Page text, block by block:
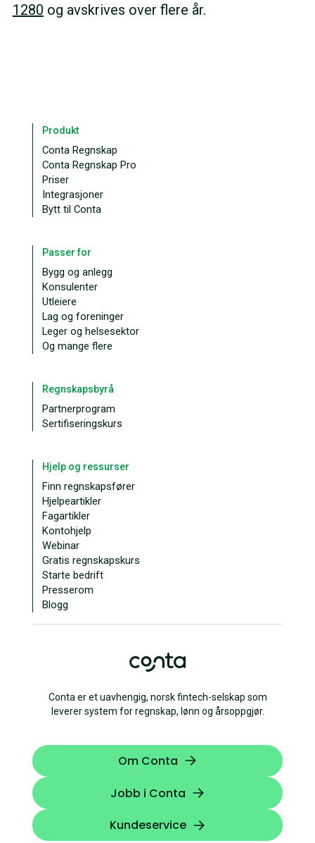
1280 og avskrives over flere år.
Conta er et uavhengig, norsk fintech-selskap som
leverer system for regnskap, lønn og årsoppgjør.
Om Conta
Jobb i Conta
Kundeservice
Produkt
Conta Regnskap
Conta Regnskap Pro
Priser
Integrasjoner
Bytt til Conta
Passer for
Bygg og anlegg
Konsulenter
Utleiere
Lag og foreninger
Leger og helsesektor
Og mange flere
Regnskapsbyrå
Partnerprogram
Sertifiseringskurs
Hjelp og ressurser
Finn regnskapsfører
Hjelpeartikler
Fagartikler
Kontohjelp
Webinar
Gratis regnskapskurs
Starte bedrift
Presserom
Blogg